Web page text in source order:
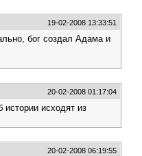
19-02-2008 13:33:51
бог создал Адама и
20-02-2008 01:17:04
истории исходят из
20-02-2008 06:19:55